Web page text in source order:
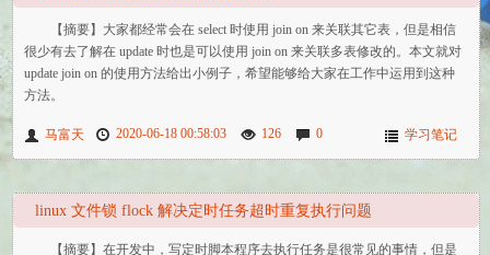
【摘要】大家都经常会在 select 时使用 join on 来关联其它表，但是相信
很少有去了解在 update 时也是可以使用 join on 来关联多表修改的。本文就对
update join on 的使用方法给出小例子，希望能够给大家在工作中运用到这种
方法。
2020-06-18 00:58:03 126 0 学习笔记
马富天
linux 文件锁 flock 解决定时任务超时重复执行问题
【摘要】在开发中，写定时脚本程序去执行任务是很常见的事情，但是